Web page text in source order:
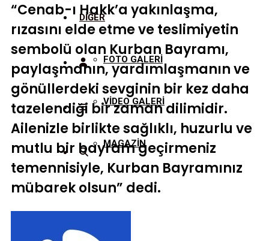
DİĞER
FOTO GALERİ
VİDEO GALERİ
MAGAZİN
“Cenab-ı Hakk’a yakınlaşma,
rızasını elde etme ve teslimiyetin
sembolü olan Kurban Bayramı,
paylaşmanın, yardımlaşmanın ve
gönüllerdeki sevginin bir kez daha
tazelendiği bir zaman dilimidir.
Ailenizle birlikte sağlıklı, huzurlu ve
mutlu bir bayram geçirmeniz
temennisiyle, Kurban Bayramınız
mübarek olsun” dedi.